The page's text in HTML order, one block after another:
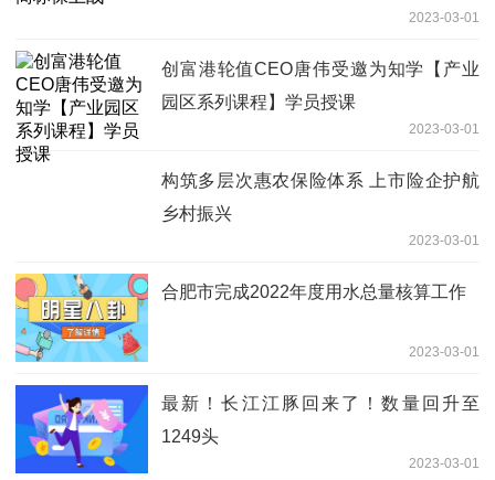
2023-03-01
创富港轮值CEO唐伟受邀为知学【产业
园区系列课程】学员授课
2023-03-01
构筑多层次惠农保险体系 上市险企护航
乡村振兴
2023-03-01
合肥市完成2022年度用水总量核算工作
2023-03-01
最新！长江江豚回来了！数量回升至
1249头
2023-03-01